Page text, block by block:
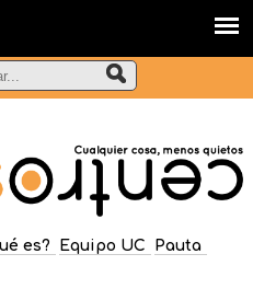
es? Equipo UC Pauta